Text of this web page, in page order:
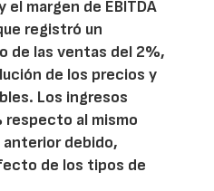
margen de EBITDA
registró un
de las ventas del 2%,
de los precios y
Los ingresos
respecto al mismo
debido,
de los tipos de